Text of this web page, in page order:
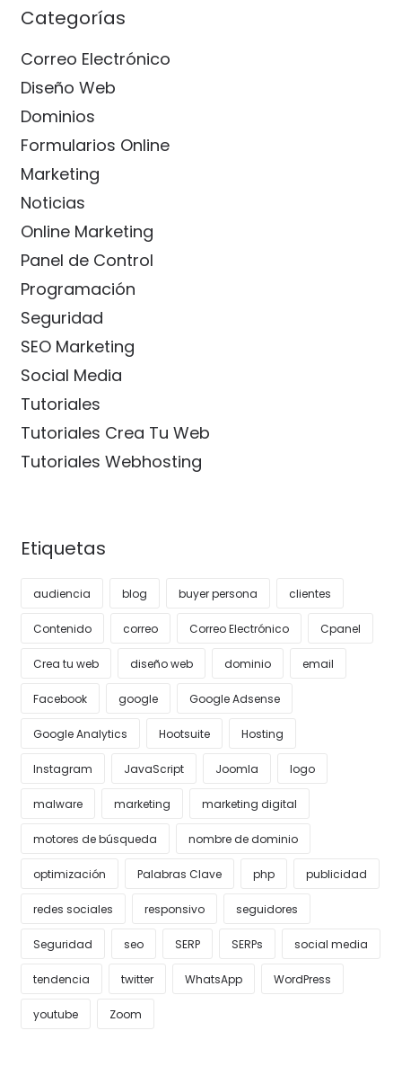
Categorías
Correo Electrónico
Diseño Web
Dominios
Formularios Online
Marketing
Noticias
Online Marketing
Panel de Control
Programación
Seguridad
SEO Marketing
Social Media
Tutoriales
Tutoriales Crea Tu Web
Tutoriales Webhosting
Etiquetas
audiencia blog buyer persona clientes
Contenido correo Correo Electrónico Cpanel
Crea tu web diseño web dominio email
Facebook google Google Adsense
Google Analytics Hootsuite Hosting
Instagram JavaScript Joomla logo
malware marketing marketing digital
motores de búsqueda nombre de dominio
optimización Palabras Clave php publicidad
redes sociales responsivo seguidores
Seguridad seo SERP SERPs social media
tendencia twitter WhatsApp WordPress
youtube Zoom